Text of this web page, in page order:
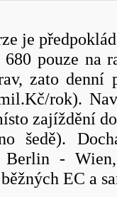
je
pouze na
zato
rok).
zajíždění
šedě).
Berlin -
EC a